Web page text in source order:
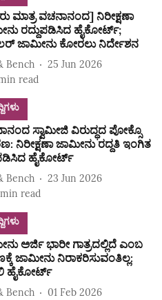
ಮಾತ್ರ ವಚನಾನಂದ] ನಿರೀಕ್ಷಣಾ
ರದ್ದುಪಡಿಸಿದ ಹೈಕೋರ್ಟ್‌;
ಜಾಮೀನು ಕೋರಲು ನಿರ್ದೇಶನ
Bench
25 Jun 2026
read
ಸ್ವಾಮೀಜಿ ವಿರುದ್ಧದ ಪೋಕ್ಸೊ
ನಿರೀಕ್ಷಣಾ ಜಾಮೀನು ರದ್ದತಿ ಇಂಗಿತ
ಹೈಕೋರ್ಟ್‌
Bench
23 Jun 2026
min read
ಅರ್ಜಿ ಭಾರೀ ಗಾತ್ರದಲ್ಲಿದೆ ಎಂಬ
ಜಾಮೀನು ನಿರಾಕರಿಸುವಂತಿಲ್ಲ:
ಹೈಕೋರ್ಟ್
Bench
01 Feb 2026